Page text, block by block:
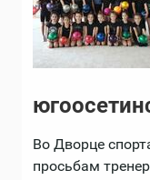
Во Дворце
просьбам